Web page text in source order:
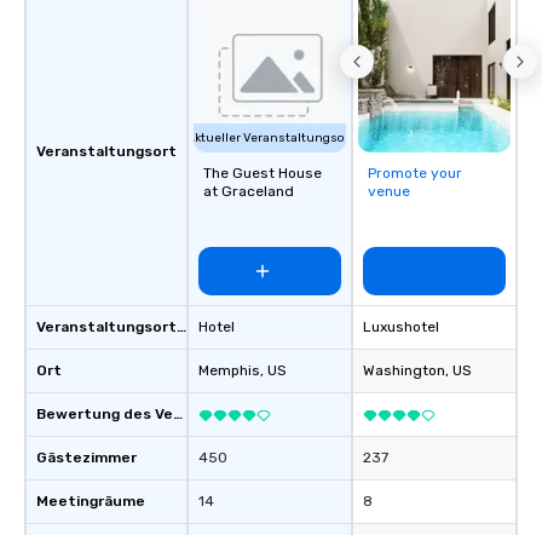
Veranstaltungsort
Veranstaltungsortstyp
Ort
Bewertung des Veranstaltungsortes
Gästezimmer
Meetingräume
Aktueller Veranstaltungsort
The Guest House
at Graceland
Hotel
Memphis, US
450
14
Promote your
venue
Luxushotel
Washington, US
237
8